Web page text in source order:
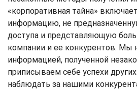
«корпоративная тайна»
информацию, не
доступа и представляющую
компании и ее конкурентов. Мы
информацией, полученной
приписываем себе успехи
наблюдать за нашими